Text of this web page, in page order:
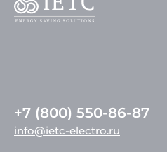
+7 (800) 550-86-87
info@ietc-electro.ru